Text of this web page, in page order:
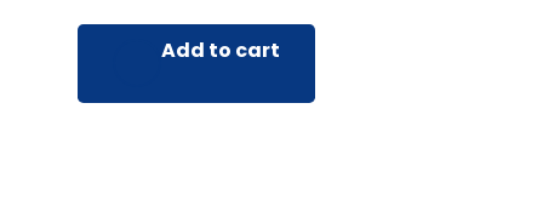
Add to cart